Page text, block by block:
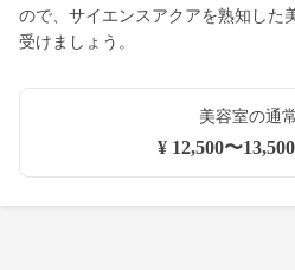
ので、サイエンスアクアを熟知した
受けましょう。
美容室の通
¥ 12,500〜13,500